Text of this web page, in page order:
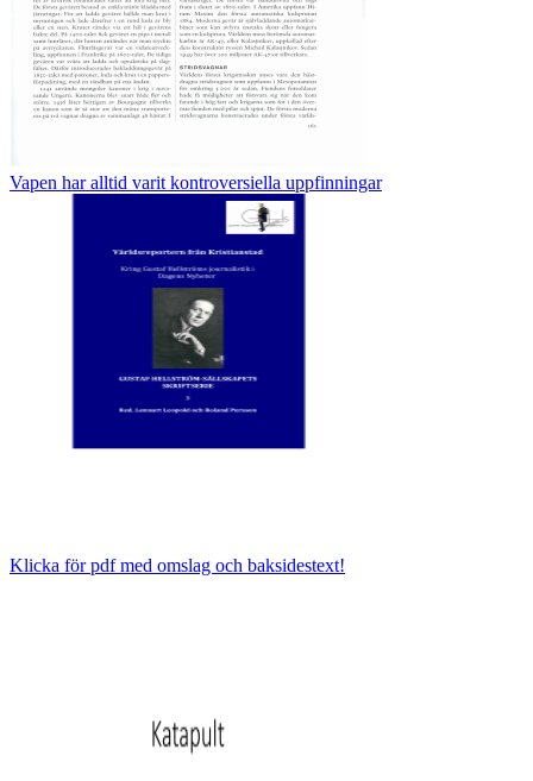
Vapen har alltid varit kontroversiella uppfinningar
Klicka för pdf med omslag och baksidestext!